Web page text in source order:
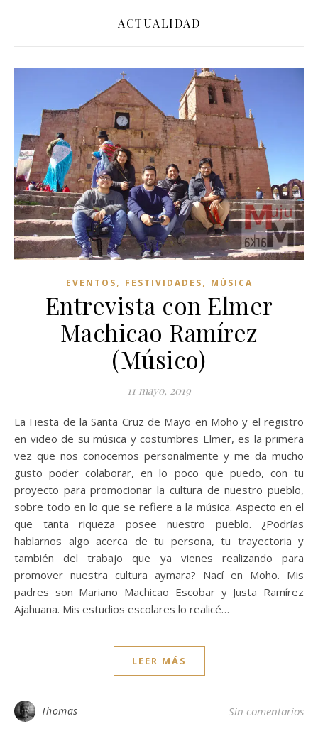
ACTUALIDAD
EVENTOS, FESTIVIDADES, MÚSICA
Entrevista con Elmer
Machicao Ramírez
(Músico)
11 mayo, 2019
La Fiesta de la Santa Cruz de Mayo en Moho y el registro
en video de su música y costumbres Elmer, es la primera
vez que nos conocemos personalmente y me da mucho
gusto poder colaborar, en lo poco que puedo, con tu
proyecto para promocionar la cultura de nuestro pueblo,
sobre todo en lo que se refiere a la música. Aspecto en el
que tanta riqueza posee nuestro pueblo. ¿Podrías
hablarnos algo acerca de tu persona, tu trayectoria y
también del trabajo que ya vienes realizando para
promover nuestra cultura aymara? Nací en Moho. Mis
padres son Mariano Machicao Escobar y Justa Ramírez
Ajahuana. Mis estudios escolares lo realicé…
LEER MÁS
Thomas Sin comentarios